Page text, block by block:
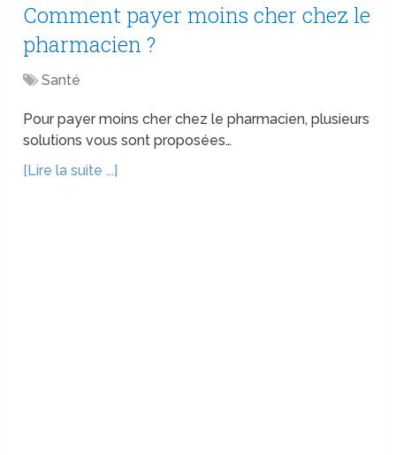
Comment payer moins cher chez le
pharmacien ?
Santé
Pour payer moins cher chez le pharmacien, plusieurs
solutions vous sont proposées…
[Lire la suite ...]